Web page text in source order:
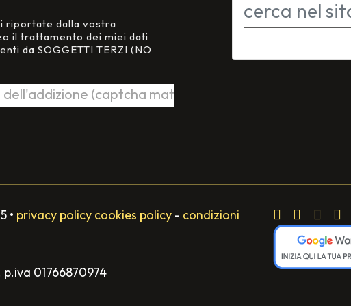
riportate dalla vostra
il trattamento dei miei dati
da SOGGETTI TERZI (NO
• privacy policy cookies policy - condizioni
p.iva 01766870974